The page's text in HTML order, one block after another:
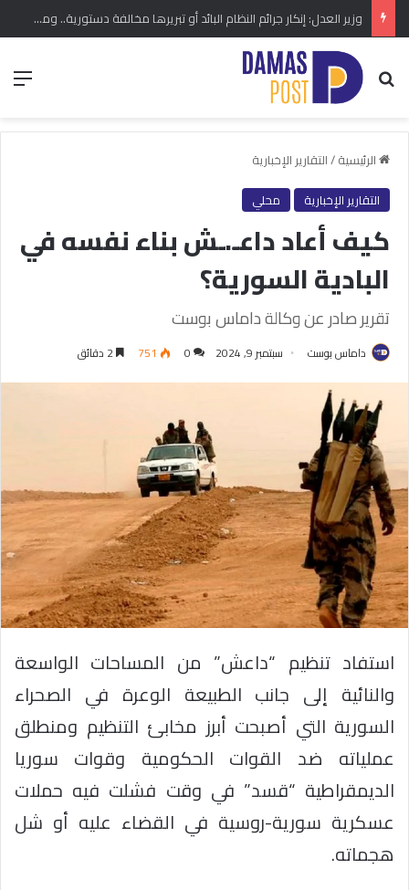
وزير العدل: إنكار جرائم النظام البائد أو تبريرها مخالفة دستورية.. ومشروع قانون خاص إلى مجلس الشعب
بحث عن
الرئيسية/التقارير الإخبارية
التقارير الإخبارية
محلي
كيف أعاد داعـ.ـش بناء نفسه في
البادية السورية؟
تقرير صادر عن وكالة داماس بوست
داماس بوست سبتمبر 9, 2024 0
751
استفاد تنظيم “داعش” من المساحات الواسعة
والنائية إلى جانب الطبيعة الوعرة في الصحراء
السورية التي أصبحت أبرز مخابئ التنظيم ومنطلق
عملياته ضد القوات الحكومية وقوات سوريا
الديمقراطية “قسد” في وقت فشلت فيه حملات
عسكرية سورية-روسية في القضاء عليه أو شل
هجماته.